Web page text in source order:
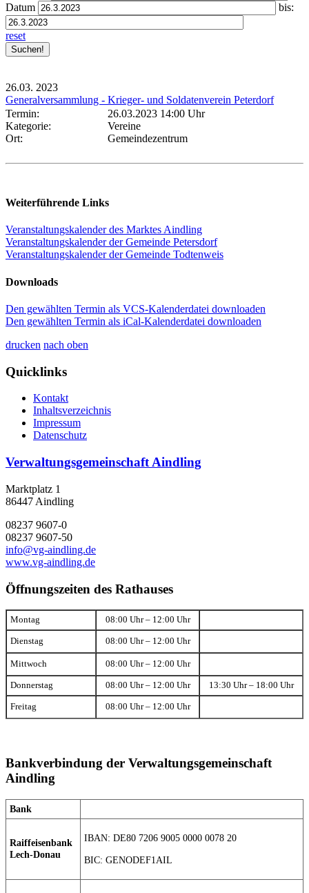
Datum
bis:
reset
26.03. 2023
Generalversammlung - Krieger- und Soldatenverein Peterdorf
Termin:
26.03.2023 14:00 Uhr
Kategorie:
Vereine
Ort:
Gemeindezentrum
Weiterführende Links
Veranstaltungskalender des Marktes Aindling
Veranstaltungskalender der Gemeinde Petersdorf
Veranstaltungskalender der Gemeinde Todtenweis
Downloads
Den gewählten Termin als VCS-Kalenderdatei downloaden
Den gewählten Termin als iCal-Kalenderdatei downloaden
drucken nach oben
Quicklinks
Kontakt
Inhaltsverzeichnis
Impressum
Datenschutz
Verwaltungsgemeinschaft Aindling
Marktplatz 1
86447 Aindling
08237 9607-0
08237 9607-50
info@vg-aindling.de
www.vg-aindling.de
Öffnungszeiten des Rathauses
Montag 08:00 Uhr – 12:00 Uhr
Dienstag 08:00 Uhr – 12:00 Uhr
Mittwoch 08:00 Uhr – 12:00 Uhr
Donnerstag 08:00 Uhr – 12:00 Uhr 13:30 Uhr – 18:00 Uhr
Freitag 08:00 Uhr – 12:00 Uhr
Bankverbindung der Verwaltungsgemeinschaft
Aindling
Bank
Raiffeisenbank
Lech-Donau
IBAN: DE80 7206 9005 0000 0078 20
BIC: GENODEF1AIL